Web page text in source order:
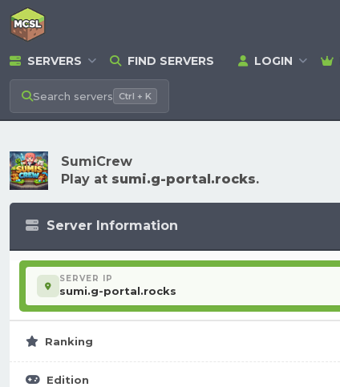
SERVERS FIND SERVERS LOGIN
Search servers Ctrl + K
SumiCrew
Play at sumi.g-portal.rocks.
Server Information
SERVER IP
sumi.g-portal.rocks
Ranking
Edition